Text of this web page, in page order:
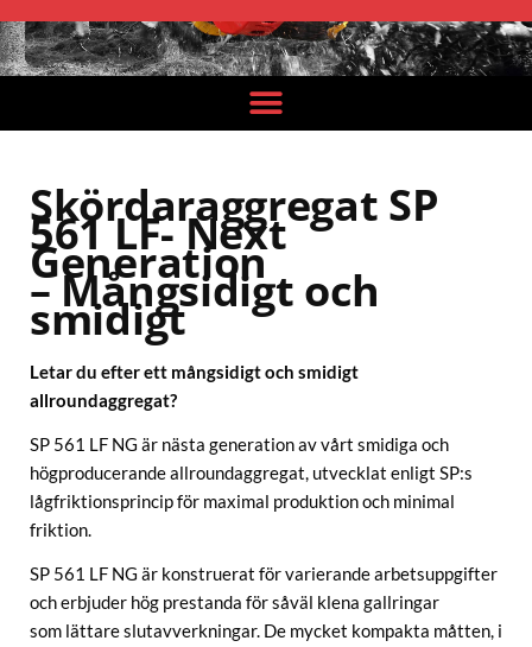
Skördaraggregat SP
561 LF-Next
Generation
– Mångsidigt och
smidigt
Letar du efter ett mångsidigt och smidigt
allroundaggregat?
SP 561 LF NG är nästa generation av vårt smidiga och
högproducerande allroundaggregat, utvecklat enligt SP:s
lågfriktionsprincip för maximal produktion och minimal
friktion.
SP 561 LF NG är konstruerat för varierande arbetsuppgifter
och erbjuder hög prestanda för såväl klena gallringar
som lättare slutavverkningar. De mycket kompakta måtten, i